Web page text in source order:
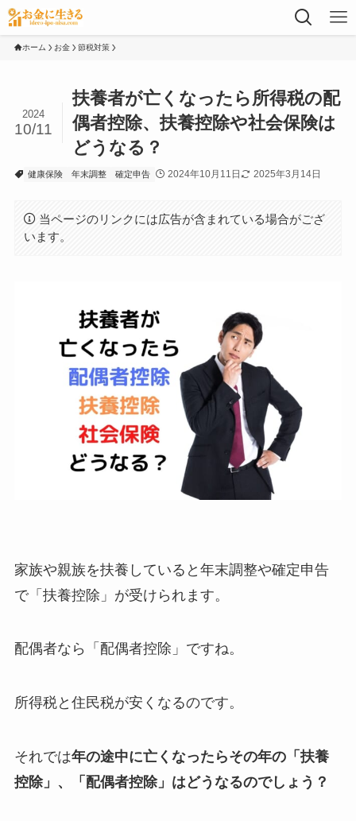
ホーム お金 節税対策
扶養者が亡くなったら所得税の配
偶者控除、扶養控除や社会保険は
どうなる？
2024
10/11
健康保険 年末調整 確定申告 2024年10月11日 2025年3月14日
当ページのリンクには広告が含まれている場合がござ
います。
家族や親族を扶養していると年末調整や確定申告
で「扶養控除」が受けられます。
配偶者なら「配偶者控除」ですね。
所得税と住民税が安くなるのです。
それでは年の途中に亡くなったらその年の「扶養
控除」、「配偶者控除」はどうなるのでしょう？